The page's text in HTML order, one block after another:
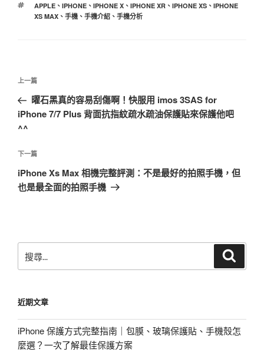
標
籤
APPLE、 IPHONE、 IPHONE X、 IPHONE XR、 IPHONE XS、 IPHONE
XS MAX、 手機、 手機介紹、 手機分析
文
導
覽
上
一
篇
文
上一篇
曜石黑真的容易刮傷啊！快服用 imos 3SAS for
iPhone 7/7 Plus 背面抗指紋疏水疏油保護貼來保護他吧
^^
下
一
篇
下一篇
iPhone Xs Max 相機完整評測：不是最好的拍照手機，但
也是最全面的拍照手機
尋
字:
近期文章
iPhone 保護方式完整指南｜包膜、玻璃保護貼、手機殼怎
麼選？一次了解最佳保護方案